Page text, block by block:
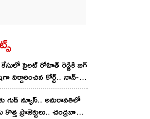
పైలట్ రోహిత్ రెడ్డికి బిగ్
నిర్ధారించిన కోర్ట్.. నాన్-
వారెంట్ జారీ
గుడ్ న్యూస్.. అమరావతిలో
ప్రాజెక్టులు.. చంద్రబాబు